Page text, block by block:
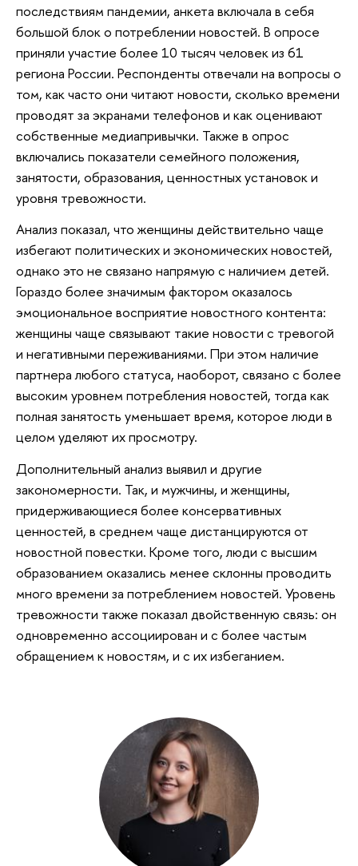
последствиям пандемии, анкета включала в себя
большой блок о потреблении новостей. В опросе
приняли участие более 10 тысяч человек из 61
региона России. Респонденты отвечали на вопросы о
том, как часто они читают новости, сколько времени
проводят за экранами телефонов и как оценивают
собственные медиапривычки. Также в опрос
включались показатели семейного положения,
занятости, образования, ценностных установок и
уровня тревожности.
Анализ показал, что женщины действительно чаще
избегают политических и экономических новостей,
однако это не связано напрямую с наличием детей.
Гораздо более значимым фактором оказалось
эмоциональное восприятие новостного контента:
женщины чаще связывают такие новости с тревогой
и негативными переживаниями. При этом наличие
партнера любого статуса, наоборот, связано с более
высоким уровнем потребления новостей, тогда как
полная занятость уменьшает время, которое люди в
целом уделяют их просмотру.
Дополнительный анализ выявил и другие
закономерности. Так, и мужчины, и женщины,
придерживающиеся более консервативных
ценностей, в среднем чаще дистанцируются от
новостной повестки. Кроме того, люди с высшим
образованием оказались менее склонны проводить
много времени за потреблением новостей. Уровень
тревожности также показал двойственную связь: он
одновременно ассоциирован и с более частым
обращением к новостям, и с их избеганием.